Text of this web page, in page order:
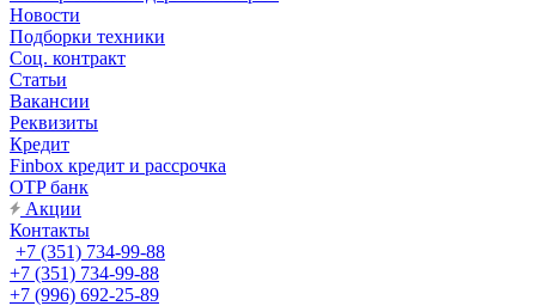
Новости
Подборки техники
Соц. контракт
Статьи
Вакансии
Реквизиты
Кредит
Finbox кредит и рассрочка
OTP банк
Акции
Контакты
+7 (351) 734-99-88
+7 (351) 734-99-88
+7 (996) 692-25-89